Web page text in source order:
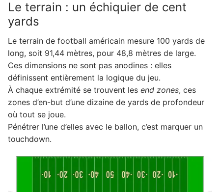
Le terrain : un échiquier de cent
yards
Le terrain de football américain mesure 100 yards de
long, soit 91,44 mètres, pour 48,8 mètres de large.
Ces dimensions ne sont pas anodines : elles
définissent entièrement la logique du jeu.
À chaque extrémité se trouvent les end zones, ces
zones d’en-but d’une dizaine de yards de profondeur
où tout se joue.
Pénétrer l’une d’elles avec le ballon, c’est marquer un
touchdown.